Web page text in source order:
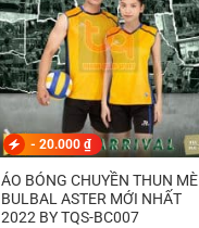
- 20.000 ₫
ÁO BÓNG CHUYỀN THUN MÈ
BULBAL ASTER MỚI NHẤT
2022 BY TQS-BC007